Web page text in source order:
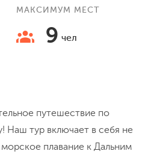
МАКСИМУМ МЕСТ
9 чел
путешествие по
Наш тур включает в себя не
плавание к Дальним